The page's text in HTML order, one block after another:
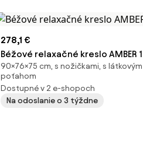
278,1 €
Béžové relaxačné kreslo AMBER 1
90×76×75 cm, s nožičkami, s látkovým
poťahom
Dostupné v 2 e-shopoch
Na odoslanie o 3 týždne